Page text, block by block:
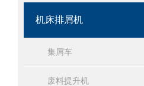
机床排屑机
集屑车
废料提升机